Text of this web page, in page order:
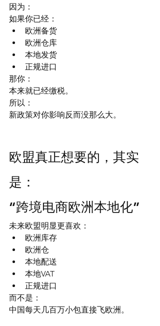
因为：
如果你已经：
欧洲备货
欧洲仓库
本地发货
正规进口
那你：
本来就已经缴税。
所以：
新政策对你影响反而没那么大。
欧盟真正想要的，其实
是：
“跨境电商欧洲本地化”
未来欧盟明显更喜欢：
欧洲库存
欧洲仓
本地配送
本地VAT
正规进口
而不是：
中国每天几百万小包直接飞欧洲。